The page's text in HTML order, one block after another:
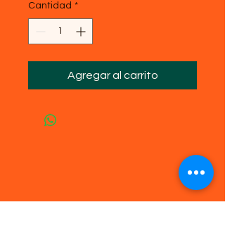
Cantidad *
Agregar al carrito